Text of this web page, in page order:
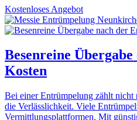
Kostenloses Angebot
Besenreine Übergabe
Kosten
Bei einer Entrümpelung zählt nicht
die Verlässlichkeit. Viele
Vermittlungsplattformen. Mit